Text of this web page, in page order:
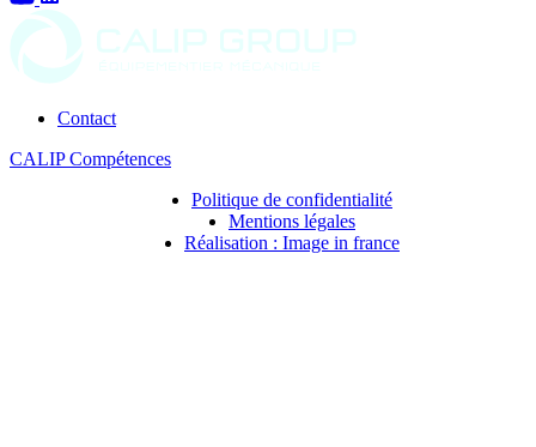
Contact
CALIP Compétences
Politique de confidentialité
Mentions légales
Réalisation : Image in france